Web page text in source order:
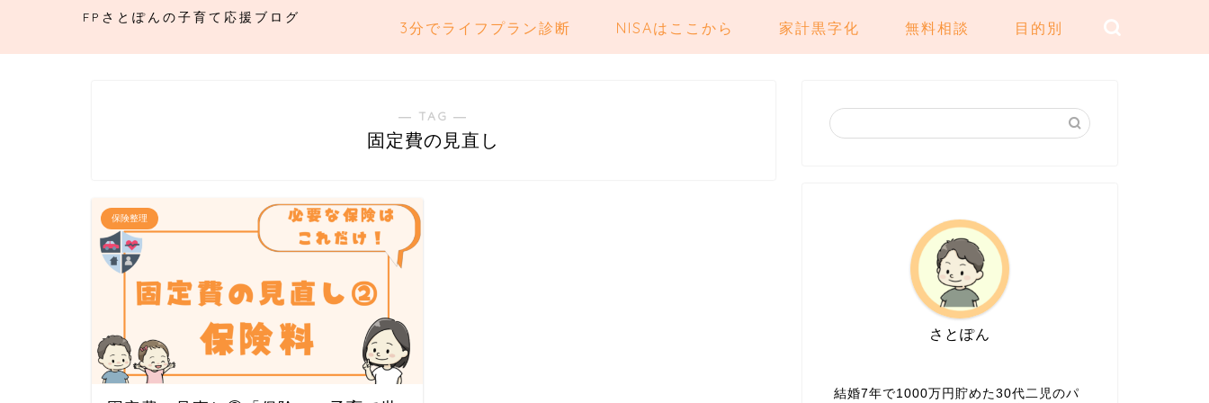
FPさとぽんの子育て応援ブログ
3分でライフプラン診断 NISAはここから 家計黒字化 無料相談 目的別
― TAG ―
固定費の見直し
保険整理
さとぽん
結婚7年で1000万円貯めた30代二児のパ